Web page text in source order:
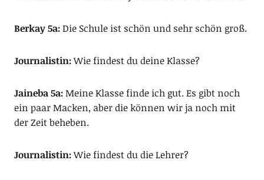
Berkay 5a:Die Schule ist schön und sehr schön groß.
Journalistin:Wie findest du deine Klasse?
Jaineba 5a:Meine Klasse finde ich gut. Es gibt noch
ein paar Macken, aber die können wir ja noch mit
der Zeit beheben.
Journalistin:Wie findest du die Lehrer?